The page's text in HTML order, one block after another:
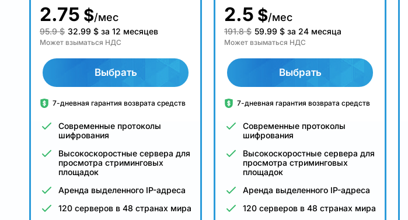
2.5 $/мес
191.8 $ 59.99 $ за 24 месяца
Может взыматься НДС
Выбрать
7-дневная гарантия возврата средств
Современные протоколы
шифрования
Высокоскоростные сервера для
просмотра стриминговых
площадок
Аренда выделенного IP-адреса
120 серверов в 48 странах мира
2.75 $/мес
95.9 $ 32.99 $ за 12 месяцев
Может взыматься НДС
Выбрать
7-дневная гарантия возврата средств
Современные протоколы
шифрования
Высокоскоростные сервера для
просмотра стриминговых
площадок
Аренда выделенного IP-адреса
120 серверов в 48 странах мира